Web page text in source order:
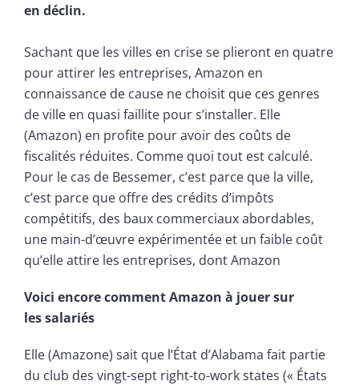
en déclin.
Sachant que les villes en crise se plieront en quatre
pour attirer les entreprises, Amazon en
connaissance de cause ne choisit que ces genres
de ville en quasi faillite pour s’installer. Elle
(Amazon) en profite pour avoir des coûts de
fiscalités réduites. Comme quoi tout est calculé.
Pour le cas de Bessemer, c’est parce que la ville,
c’est parce que offre des crédits d’impôts
compétitifs, des baux commerciaux abordables,
une main-d’œuvre expérimentée et un faible coût
qu’elle attire les entreprises, dont Amazon
Voici encore comment Amazon à jouer sur
les salariés
Elle (Amazone) sait que l’État d’Alabama fait partie
du club des vingt-sept right-to-work states (« États